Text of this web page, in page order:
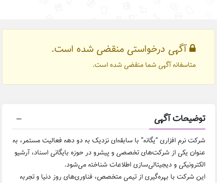
آگهی درخواستی منقضی شده است.
متاسفانه آگهی شما منقضی شده است.
توضیحات آگهی
شرکت نرم افزاری “یگانه” با سابقه‌ای نزدیک به دو دهه فعالیت مستمر، به
عنوان یکی از شرکت‌های تخصصی و پیشرو در حوزه بایگانی اسناد، آرشیو
الکترونیکی و دیجیتالی‌سازی اطلاعات شناخته می‌شود.
این شرکت با بهره‌گیری از تیمی متخصص، فناوری‌های روز دنیا و تجربه